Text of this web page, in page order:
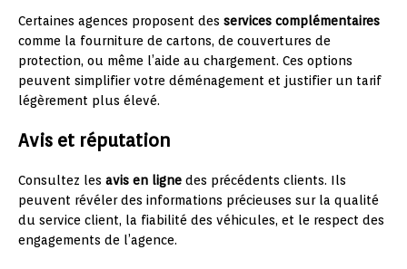
Certaines agences proposent des services complémentaires
comme la fourniture de cartons, de couvertures de
protection, ou même l’aide au chargement. Ces options
peuvent simplifier votre déménagement et justifier un tarif
légèrement plus élevé.
Avis et réputation
Consultez les avis en ligne des précédents clients. Ils
peuvent révéler des informations précieuses sur la qualité
du service client, la fiabilité des véhicules, et le respect des
engagements de l’agence.